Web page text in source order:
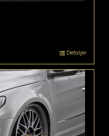
Detaljer